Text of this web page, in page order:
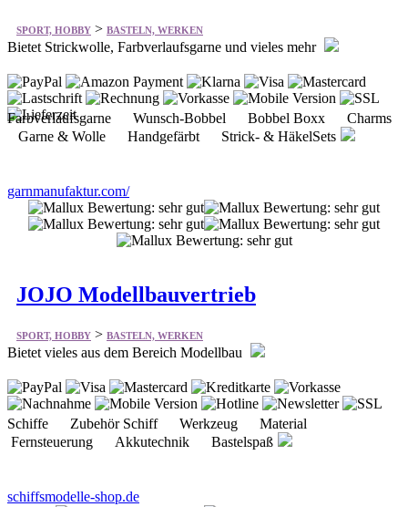
SPORT, HOBBY > BASTELN, WERKEN
Bietet Strickwolle, Farbverlaufsgarne und vieles mehr
Farbverlaufsgarne Wunsch-Bobbel Bobbel Boxx Charms
Garne & Wolle Handgefärbt Strick- & HäkelSets
garnmanufaktur.com/
JOJO Modellbauvertrieb
SPORT, HOBBY > BASTELN, WERKEN
Bietet vieles aus dem Bereich Modellbau
Schiffe Zubehör Schiff Werkzeug Material
Fernsteuerung Akkutechnik Bastelspaß
schiffsmodelle-shop.de